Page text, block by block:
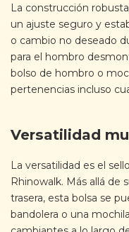
La construcción
un ajuste seguro y
o cambio no deseado
para el hombro
bolso de hombro o
pertenencias incluso
Versatilidad
La versatilidad es el
Rhinowalk. Más allá de
trasera, esta bolsa se
bandolera o una